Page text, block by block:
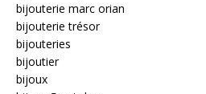
bijouterie marc orian
bijouterie trésor
bijouteries
bijoutier
bijoux